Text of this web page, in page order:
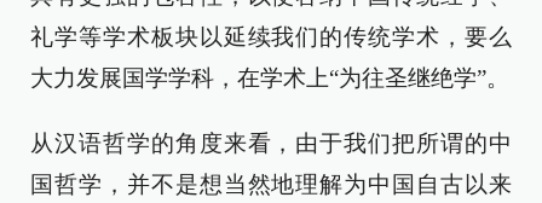
礼学等学术板块以延续我们的传统学术，要么
大力发展国学学科，在学术上“为往圣继绝学”。
从汉语哲学的角度来看，由于我们把所谓的中
国哲学，并不是想当然地理解为中国自古以来